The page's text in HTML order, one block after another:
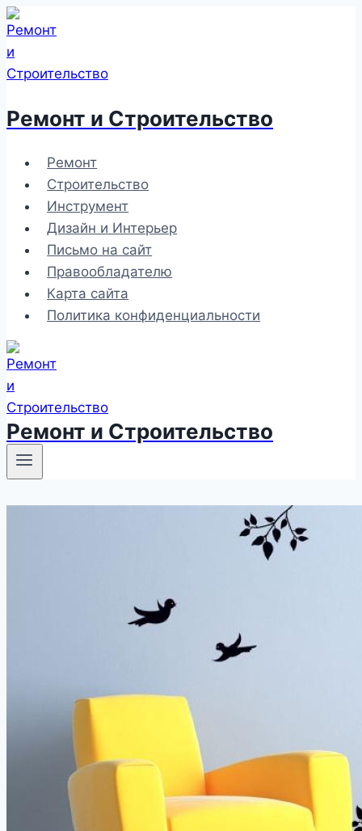
Перейти
к
содержимому
Ремонт и Строительство
Ремонт
Строительство
Инструмент
Дизайн и Интерьер
Письмо на сайт
Правообладателю
Карта сайта
Политика конфиденциальности
Ремонт и Строительство